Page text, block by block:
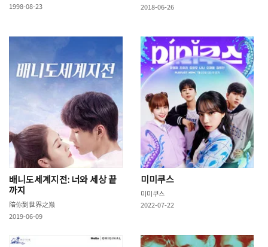
1998-08-23
2018-06-26
배니도세계지전: 너와 세상 끝
까지
陪你到世界之巅
2019-06-09
미미쿠스
미미쿠스
2022-07-22